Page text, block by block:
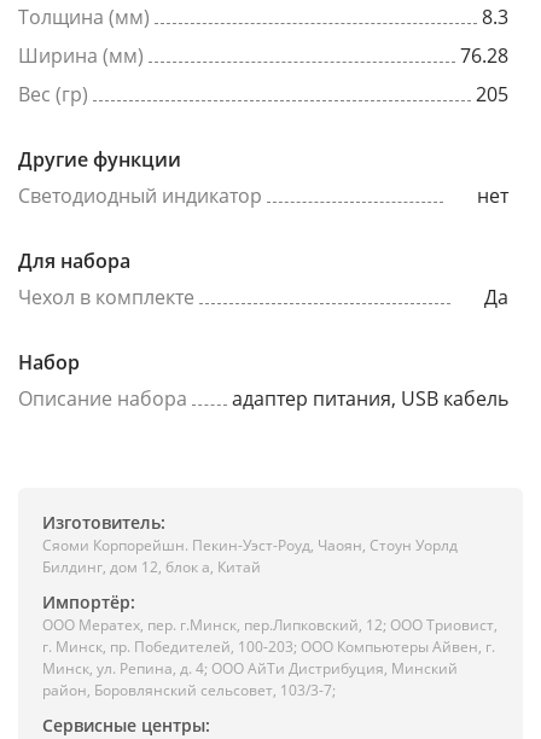
Толщина (мм)
8.3
Ширина (мм)
76.28
Вес (гр)
205
Другие функции
Светодиодный индикатор
нет
Для набора
Чехол в комплекте
Да
Набор
Описание набора
адаптер питания, USB кабель
Изготовитель:
Сяоми Корпорейшн. Пекин-Уэст-Роуд, Чаоян, Стоун Уорлд
Билдинг, дом 12, блок а, Китай
Импортёр:
ООО Мератех, пер. г.Минск, пер.Липковский, 12; ООО Триовист,
г. Минск, пр. Победителей, 100-203; ООО Компьютеры Айвен, г.
Минск, ул. Репина, д. 4; ООО АйТи Дистрибуция, Минский
район, Боровлянский сельсовет, 103/3-7;
Сервисные центры: